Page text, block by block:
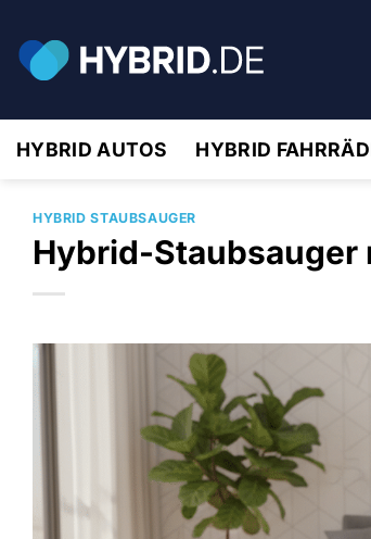
Inhalt
springen
HYBRID AUTOS HYBRID
HYBRID STAUBSAUGER
Hybrid-Staubsauger